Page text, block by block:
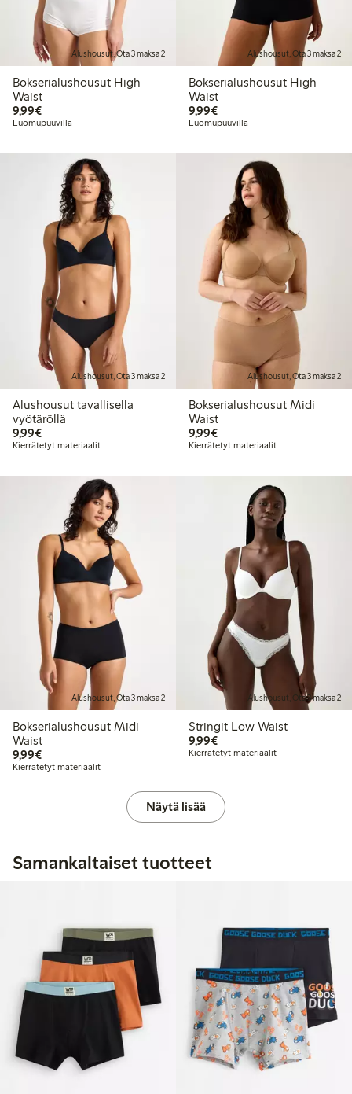
Alushousut, Ota 3 maksa 2
Bokserialushousut High
Waist
9,99€9,99 €
Luomupuuvilla
Alushousut, Ota 3 maksa 2
Bokserialushousut High
Waist
9,99€9,99 €
Luomupuuvilla
Alushousut, Ota 3 maksa 2
Alushousut tavallisella
vyötäröllä
9,99€9,99 €
Kierrätetyt materiaalit
Alushousut, Ota 3 maksa 2
Bokserialushousut Midi
Waist
9,99€9,99 €
Kierrätetyt materiaalit
Alushousut, Ota 3 maksa 2
Bokserialushousut Midi
Waist
9,99€9,99 €
Kierrätetyt materiaalit
Alushousut, Ota 3 maksa 2
Stringit Low Waist
9,99€9,99 €
Kierrätetyt materiaalit
Näytä lisää
Samankaltaiset tuotteet